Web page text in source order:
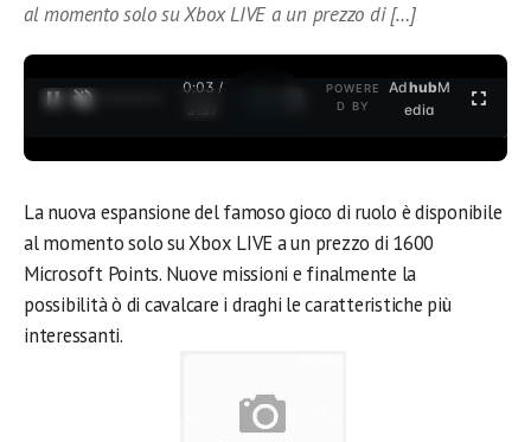
al momento solo su Xbox LIVE a un prezzo di […]
0:03 /
3:37
POWERE
D BY
AdhubM
edia
La nuova espansione del famoso gioco di ruolo è disponibile
al momento solo su Xbox LIVE a un prezzo di 1600
Microsoft Points. Nuove missioni e finalmente la
possibilità ò di cavalcare i draghi le caratteristiche più
interessanti.